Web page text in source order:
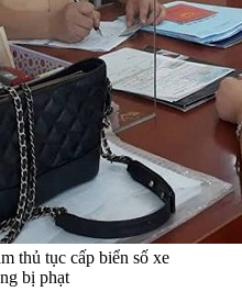
thủ tục cấp biển số xe
bị phạt